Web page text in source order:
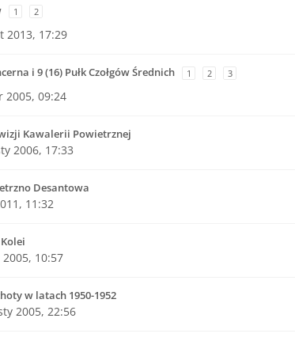
1 2
2013, 17:29
i 9 (16) Pułk Czołgów Średnich 1 2 3
2005, 09:24
Kawalerii Powietrznej
2006, 17:33
Desantowa
11:32
10:57
w latach 1950-1952
2005, 22:56